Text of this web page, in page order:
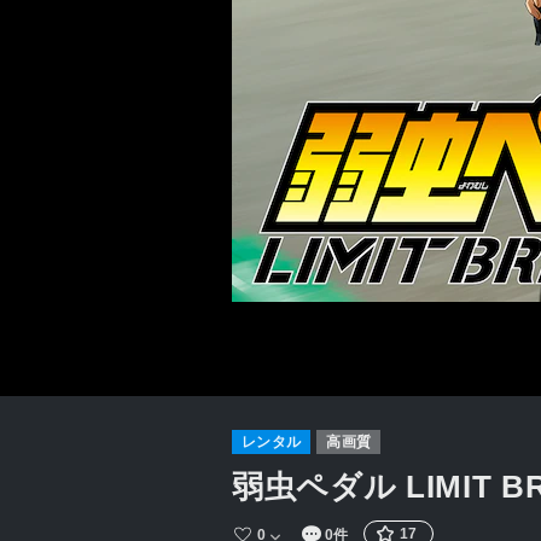
レンタル 高画質
弱虫ペダル LIMIT
0 0件 17